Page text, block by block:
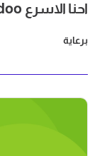
احنا الاسرع ooredoo
برعاية